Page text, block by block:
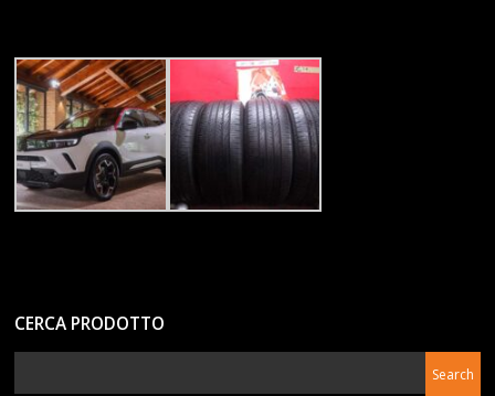
CERCA PRODOTTO